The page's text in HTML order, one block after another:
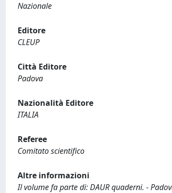
Nazionale
Editore
CLEUP
Città Editore
Padova
Nazionalità Editore
ITALIA
Referee
Comitato scientifico
Altre informazioni
Il volume fa parte di: DAUR quaderni. -